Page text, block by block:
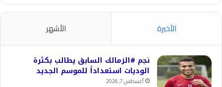
الأخيرة الأشهر
نجم #الزمالك السابق يطالب بكثرة
الوديات استعداداً للموسم الجديد
أغسطس 7, 2026